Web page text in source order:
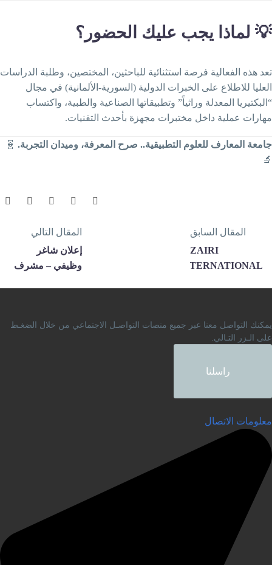
لماذا يجب عليك الحضور؟
هذه الفعالية فرصة استثنائية للباحثين، المختصين، وطلبة الدراسات
للاطلاع على الخبرات الدولية (السورية-الألمانية) في مجال
المعدلة وراثياً” وتطبيقاتها الصناعية والطبية، واكتساب
عملية داخل مختبرات مجهزة بأحدث التقنيات.
المعارف للعلوم التطبيقية.. صرح المعرفة، وميدان التجربة.🧬
المقال السابق
ZAIRI
INTERNATIONAL
المقال التالي
إعلان شاغر
وظيفي – مشرف
التواصل معنا عبر جميع منصات التواصـل الاجتماعي من خلال الضغـط
الـزر التـالي.
راسلنا
الاتصال